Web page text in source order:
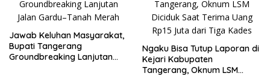
Jawab Keluhan Masyarakat,
Bupati Tangerang
Groundbreaking Lanjutan
Ngaku Bisa Tutup Laporan di
Kejari Kabupaten
Tangerang, Oknum LSM